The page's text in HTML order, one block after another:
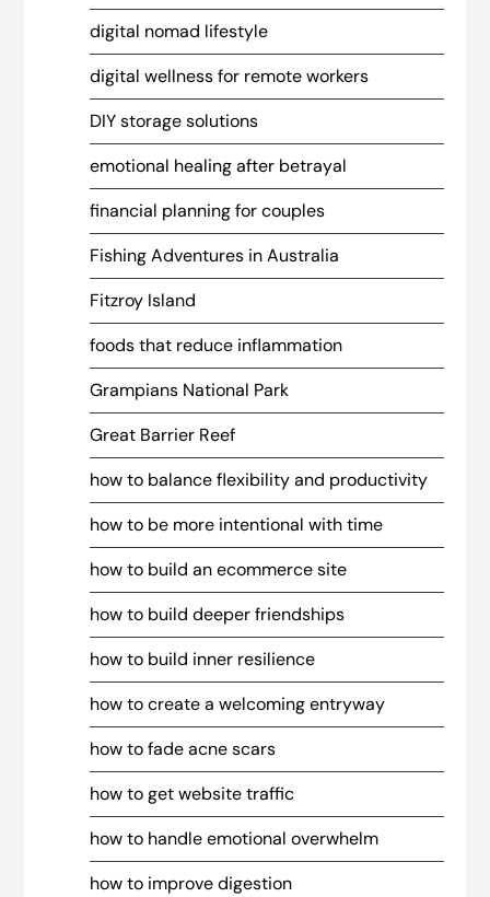
digital nomad lifestyle
digital wellness for remote workers
DIY storage solutions
emotional healing after betrayal
financial planning for couples
Fishing Adventures in Australia
Fitzroy Island
foods that reduce inflammation
Grampians National Park
Great Barrier Reef
how to balance flexibility and productivity
how to be more intentional with time
how to build an ecommerce site
how to build deeper friendships
how to build inner resilience
how to create a welcoming entryway
how to fade acne scars
how to get website traffic
how to handle emotional overwhelm
how to improve digestion